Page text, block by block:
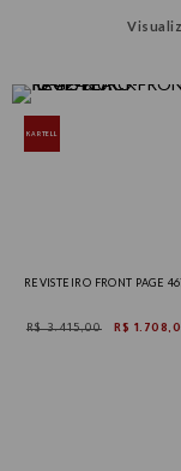
REVISTEIRO FRONT PAGE
R$ 3.415,00 R$
KARTELL